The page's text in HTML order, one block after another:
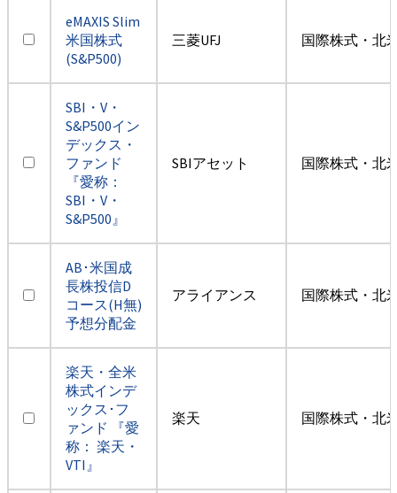
eMAXIS Slim
米国株式
(S&P500)
三菱UFJ 国際株式・北
SBI・V・
S&P500イン
デックス・
ファンド
『愛称：
SBI・V・
S&P500』
SBIアセット 国際株式・北
AB･米国成
長株投信D
コース(H無)
予想分配金
アライアンス 国際株式・北
楽天・全米
株式インデ
ックス･フ
ァンド 『愛
称： 楽天・
VTI』
楽天 国際株式・北